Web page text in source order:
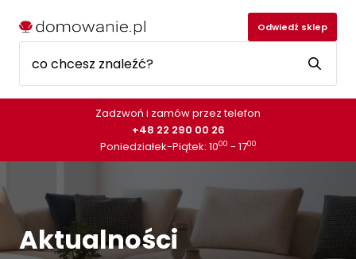
Odwiedź sklep
Zadzwoń i zamów przez telefon
+48 22 290 00 26
Poniedziałek-Piątek: 1000 - 1700
Aktualności